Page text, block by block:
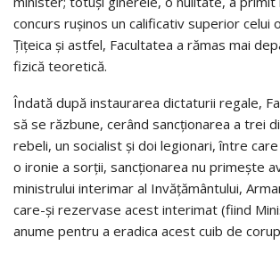
concurs ruşinos un calificativ superior celui
Ţiţeica şi astfel, Facultatea a rămas mai
fizică teoretică.
Îndată după instaurarea dictaturii regale,
să se răzbune, cerând sancţionarea a trei
rebeli, un socialist şi doi legionari, între
o ironie a sorţii, sancţionarea nu primeşte
ministrului interimar al Invăţământului,
care-şi rezervase acest interimat (fiind
anume pentru a eradica acest cuib de